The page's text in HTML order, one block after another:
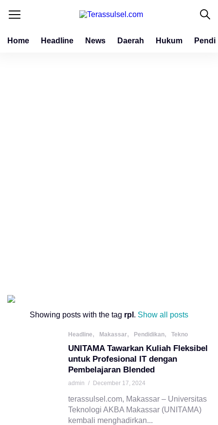
Home Headline News Daerah Hukum
Showing posts with the tag rpl . Show all posts
Headline, Makassar, Pendidikan, Tekno
UNITAMA Tawarkan Kuliah Fleksibel
untuk Profesional IT dengan
Pembelajaran Blended
admin / December 17, 2024
terassulsel.com, Makassar – Universitas
Teknologi AKBA Makassar (UNITAMA)
kembali menghadirkan...